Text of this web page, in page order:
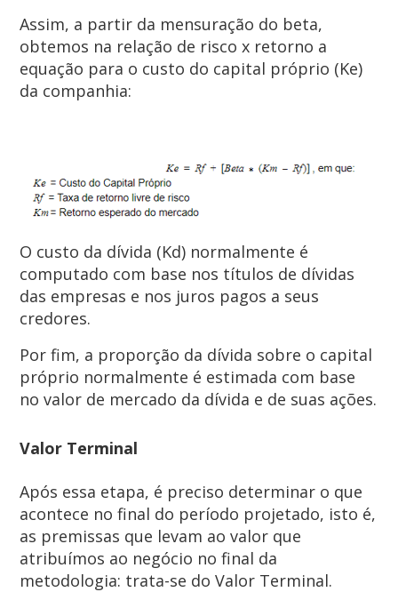
Assim, a partir da mensuração do beta,
obtemos na relação de risco x retorno a
equação para o custo do capital próprio (Ke)
da companhia:
O custo da dívida (Kd) normalmente é
computado com base nos títulos de dívidas
das empresas e nos juros pagos a seus
credores.
Por fim, a proporção da dívida sobre o capital
próprio normalmente é estimada com base
no valor de mercado da dívida e de suas ações.
Valor Terminal
Após essa etapa, é preciso determinar o que
acontece no final do período projetado, isto é,
as premissas que levam ao valor que
atribuímos ao negócio no final da
metodologia: trata-se do Valor Terminal.